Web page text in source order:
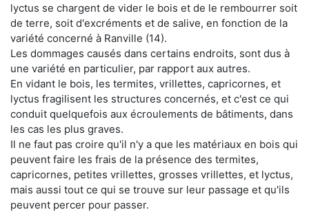
lyctus se chargent de vider le bois et de le rembourrer soit
de terre, soit d'excréments et de salive, en fonction de la
variété concerné à Ranville (14).
Les dommages causés dans certains endroits, sont dus à
une variété en particulier, par rapport aux autres.
En vidant le bois, les termites, vrillettes, capricornes, et
lyctus fragilisent les structures concernés, et c'est ce qui
conduit quelquefois aux écroulements de bâtiments, dans
les cas les plus graves.
Il ne faut pas croire qu'il n'y a que les matériaux en bois qui
peuvent faire les frais de la présence des termites,
capricornes, petites vrillettes, grosses vrillettes, et lyctus,
mais aussi tout ce qui se trouve sur leur passage et qu'ils
peuvent percer pour passer.